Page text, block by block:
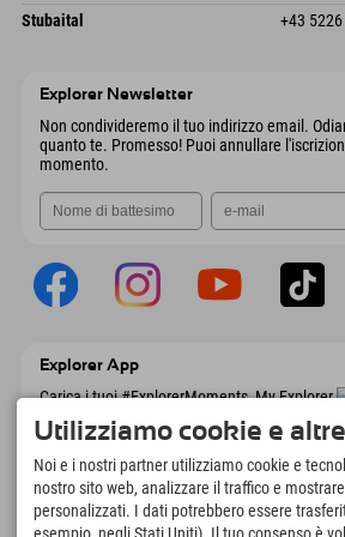
Austria
Dorfstraße 24
Stubaital +43
Explorer Newsletter
Non condivideremo il tuo indirizzo email.
quanto te. Promesso! Puoi annullare
momento.
Explorer App
Carica i tuoi #ExplorerMoments, My Explorer
lista dei desideri, panoramica dei ristoranti e
molto altro. Scaricalo subito!
È tempo di momenti da esploratore
Utilizziamo cookie e
Noi e i nostri partner utilizziamo cookie e
nostro sito web, analizzare il traffico e
personalizzati. I dati potrebbero essere